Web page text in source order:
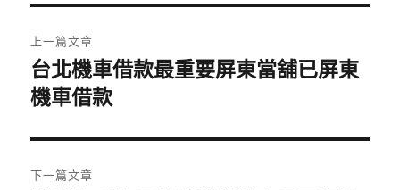
章
導
覽
上一篇文章
上
一
文
章:
台北機車借款最重要屏東當舖已屏東
機車借款
下一篇文章